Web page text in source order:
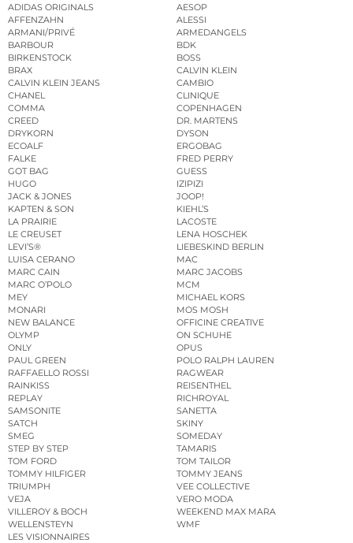
ADIDAS ORIGINALS
AESOP
AFFENZAHN
ALESSI
ARMANI/PRIVÉ
ARMEDANGELS
BARBOUR
BDK
BIRKENSTOCK
BOSS
BRAX
CALVIN KLEIN
CALVIN KLEIN JEANS
CAMBIO
CHANEL
CLINIQUE
COMMA
COPENHAGEN
CREED
DR. MARTENS
DRYKORN
DYSON
ECOALF
ERGOBAG
FALKE
FRED PERRY
GOT BAG
GUESS
HUGO
IZIPIZI
JACK & JONES
JOOP!
KAPTEN & SON
KIEHL’S
LA PRAIRIE
LACOSTE
LE CREUSET
LENA HOSCHEK
LEVI’S®
LIEBESKIND BERLIN
LUISA CERANO
MAC
MARC CAIN
MARC JACOBS
MARC O’POLO
MCM
MEY
MICHAEL KORS
MONARI
MOS MOSH
NEW BALANCE
OFFICINE CREATIVE
OLYMP
ON SCHUHE
ONLY
OPUS
PAUL GREEN
POLO RALPH LAUREN
RAFFAELLO ROSSI
RAGWEAR
RAINKISS
REISENTHEL
REPLAY
RICHROYAL
SAMSONITE
SANETTA
SATCH
SKINY
SMEG
SOMEDAY
STEP BY STEP
TAMARIS
TOM FORD
TOM TAILOR
TOMMY HILFIGER
TOMMY JEANS
TRIUMPH
VEE COLLECTIVE
VEJA
VERO MODA
VILLEROY & BOCH
WEEKEND MAX MARA
WELLENSTEYN
WMF
LES VISIONNAIRES